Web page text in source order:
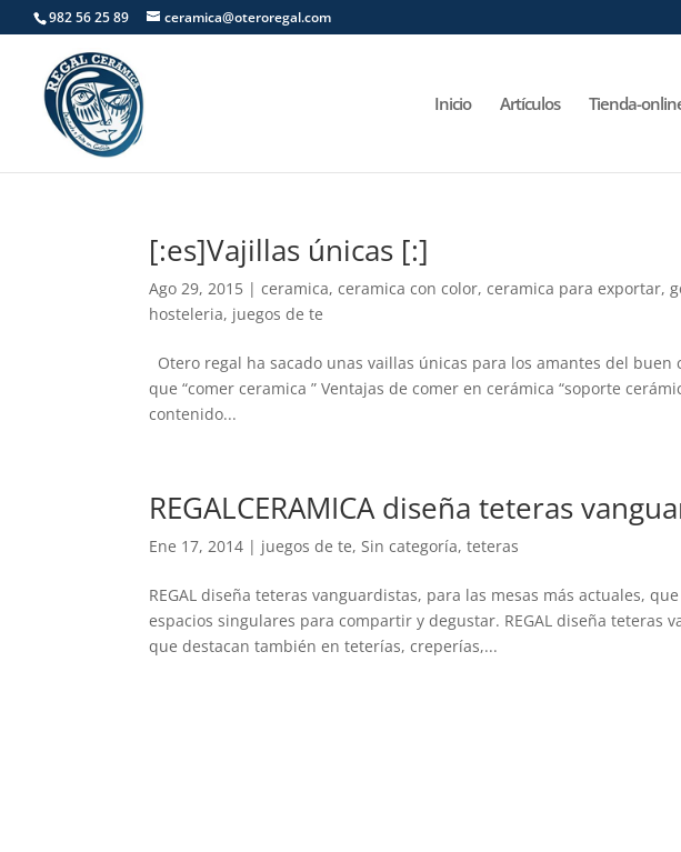
982 56 25 89 ceramica@oteroregal.com
Inicio Artículos Tienda-
[:es]Vajillas únicas [:]
Ago 29, 2015 |ceramica,ceramica con color,ceramica para exportar,
hosteleria, juegos de te
Otero regal ha sacado unas vaillas únicas para los amantes del
que “comer ceramica ” Ventajas de comer en cerámica “soporte
contenido...
REGALCERAMICA diseña teteras
Ene 17, 2014 | juegos de te,Sin categoría,teteras
REGAL diseña teteras vanguardistas, para las mesas más actuales,
espacios singulares para compartir y degustar. REGAL diseña teteras
que destacan también en teterías, creperías,...